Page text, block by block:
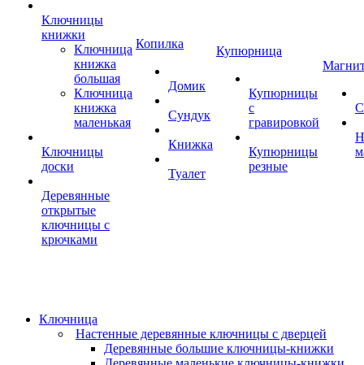
Ключницы
книжки
Ключница
книжка
большая
Ключница
книжка
маленькая
Ключницы
доски
Деревянные
открытые
ключницы с
крючками
Копилка
Домик
Сундук
Книжка
Туалет
Купюрница
Купюрницы
с
гравировкой
Купюрницы
резные
Ключница
Настенные деревянные ключницы с дверцей
Деревянные большие ключницы-книжки